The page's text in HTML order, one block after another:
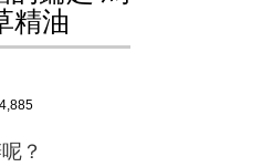
精油
4,885
？